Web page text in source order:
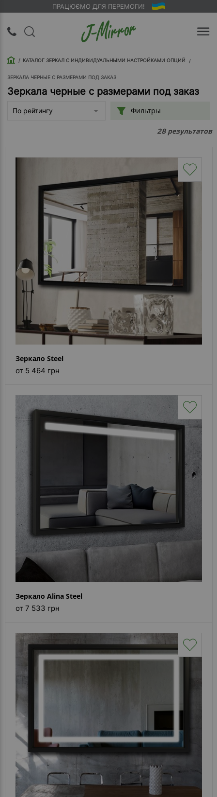
ПРАЦЮЄМО ДЛЯ ПЕРЕМОГИ!
Вход |
О
Доставка
Упаковка
Каталог
зеркал
Шкафчики
Душевые
кабины
Зеркала
Reflex
В
наличии
Помошь
(вопрос
- ответ)
Контакты
КАТАЛОГ ЗЕРКАЛ С ИНДИВИДУАЛЬНЫМИ НАСТРОЙКАМИ ОПЦИЙ
ЗЕРКАЛА ЧЕРНЫЕ С РАЗМЕРАМИ ПОД ЗАКАЗ
Зеркала черные с размерами под заказ
По рейтингу Фильтры
28результатов
Зеркало Steel
от 5 464 грн
Зеркало Alina Steel
от 7 533 грн